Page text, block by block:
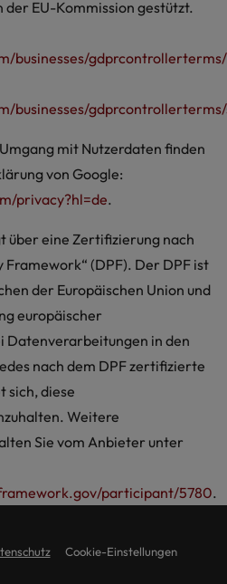
EU-Kommission gestützt.
businesses/gdprcontrollerterms/
businesses/
mit Nutzerdaten finden
von Google:
privacy?hl=de.
über eine Zertifizierung nach
Framework“ (DPF). Der DPF ist
der Europäischen Union und
europäischer
Datenverarbeitungen in den
nach dem DPF zertifizierte
sich, diese
Weitere
Sie vom Anbieter unter
participant/5780.
Cookie-Einstellungen